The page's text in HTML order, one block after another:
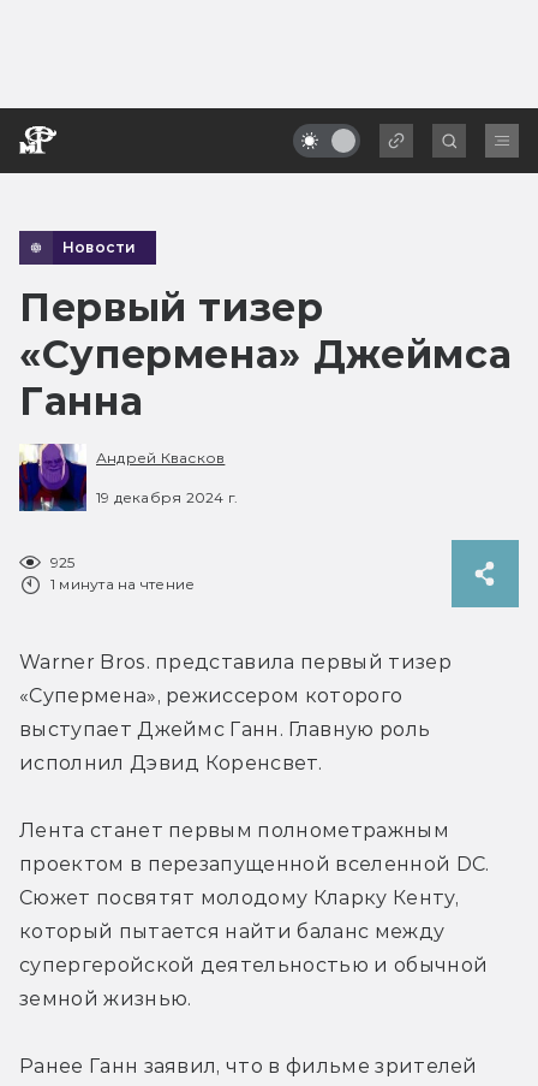
Новости
Первый тизер
«Супермена» Джеймса
Ганна
Андрей Квасков
19 декабря 2024 г.
925
1 минута на чтение
Warner Bros. представила первый тизер
«Супермена», режиссером которого
выступает Джеймс Ганн. Главную роль
исполнил Дэвид Коренсвет.
Лента станет первым полнометражным
проектом в перезапущенной вселенной DC.
Сюжет посвятят молодому Кларку Кенту,
который пытается найти баланс между
супергеройской деятельностью и обычной
земной жизнью.
Ранее Ганн заявил, что в фильме зрителей